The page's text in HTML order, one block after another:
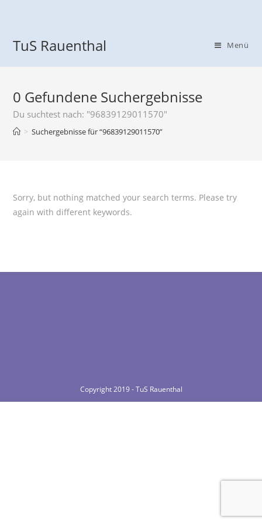
TuS Rauenthal Menü
0 Gefundene Suchergebnisse
Du suchtest nach: "96839129011570"
> Suchergebnisse für“96839129011570”
Sorry, but nothing matched your search terms. Please try
again with different keywords.
Copyright 2019 - TuS Rauenthal